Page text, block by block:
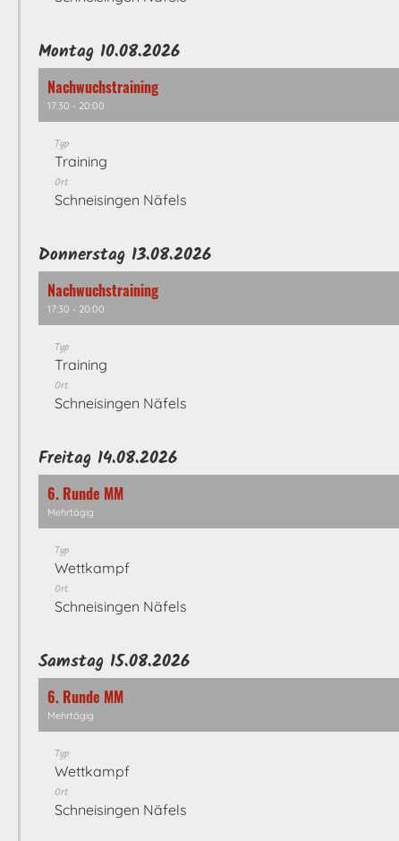
Montag 10.08.2026
Nachwuchstraining
17:30 - 20:00
Typ
Training
Ort
Schneisingen Näfels
Donnerstag 13.08.2026
Nachwuchstraining
17:30 - 20:00
Typ
Training
Ort
Schneisingen Näfels
Freitag 14.08.2026
6. Runde MM
Mehrtägig
Typ
Wettkampf
Ort
Schneisingen Näfels
Samstag 15.08.2026
6. Runde MM
Mehrtägig
Typ
Wettkampf
Ort
Schneisingen Näfels